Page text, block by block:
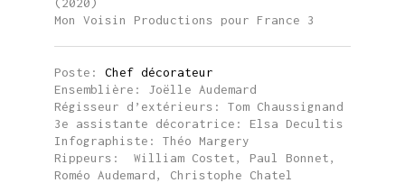
Mon Voisin Productions pour France 3
Poste: Chef décorateur
Ensemblière: Joëlle Audemard
Régisseur d’extérieurs: Tom Chaussignand
3e assistante décoratrice: Elsa Decultis
Infographiste: Théo Margery
Rippeurs: William Costet, Paul Bonnet,
Roméo Audemard, Christophe Chatel